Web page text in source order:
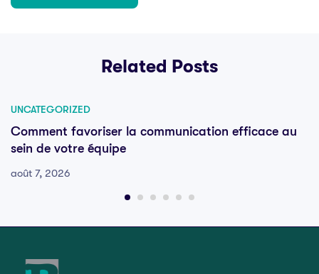
Related Posts
UNCATEGORIZED
Comment favoriser la communication efficace au
sein de votre équipe
août 7, 2026